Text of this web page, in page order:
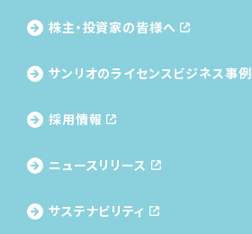
株主・投資家の皆様へ
サンリオのライセンスビジネス事例
採用情報
ニュースリリース
サステナビリティ